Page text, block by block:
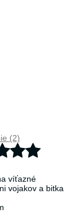
(2)
víťazné
vojakov a bitka